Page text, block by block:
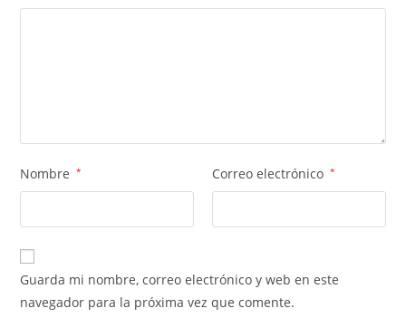
Nombre * Correo electrónico *
Guarda mi nombre, correo electrónico y web en este
navegador para la próxima vez que comente.